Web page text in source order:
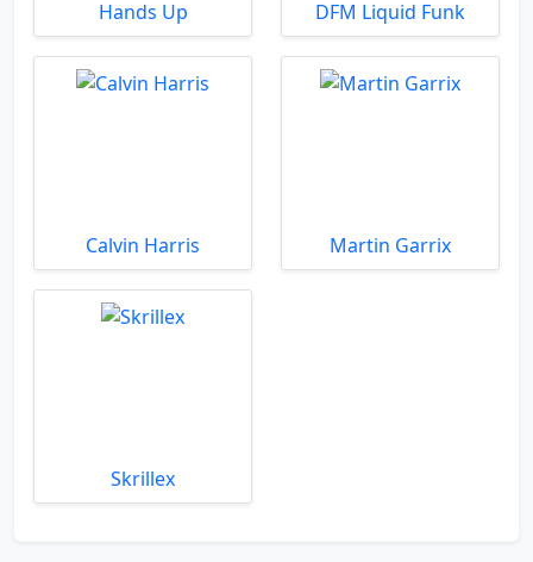
Hands Up DFM Liquid Funk
Calvin Harris Martin Garrix
Skrillex